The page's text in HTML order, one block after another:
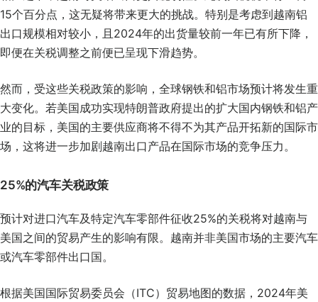
15个百分点，这无疑将带来更大的挑战。特别是考虑到越南铝
出口规模相对较小，且2024年的出货量较前一年已有所下降，
即便在关税调整之前便已呈现下滑趋势。
然而，受这些关税政策的影响，全球钢铁和铝市场预计将发生重
大变化。若美国成功实现特朗普政府提出的扩大国内钢铁和铝产
业的目标，美国的主要供应商将不得不为其产品开拓新的国际市
场，这将进一步加剧越南出口产品在国际市场的竞争压力。
25%的汽车关税政策
预计对进口汽车及特定汽车零部件征收25%的关税将对越南与
美国之间的贸易产生的影响有限。越南并非美国市场的主要汽车
或汽车零部件出口国。
根据美国国际贸易委员会（ITC）贸易地图的数据，2024年美